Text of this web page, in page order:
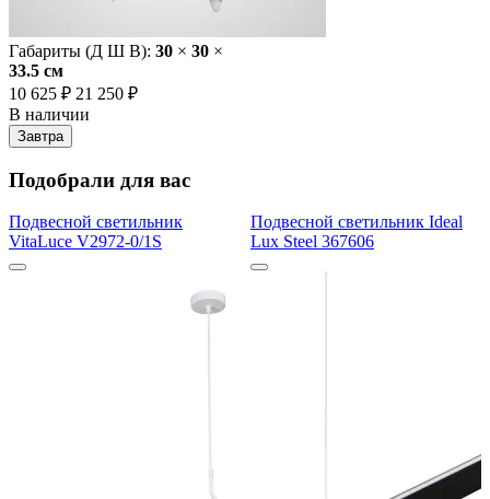
Габариты (Д Ш В): 30 × 30 ×
33.5 cм
10 625 ₽ 21 250 ₽
В наличии
Завтра
Подобрали для вас
Подвесной светильник
VitaLuce V2972-0/1S
Подвесной светильник Ideal
Lux Steel 367606